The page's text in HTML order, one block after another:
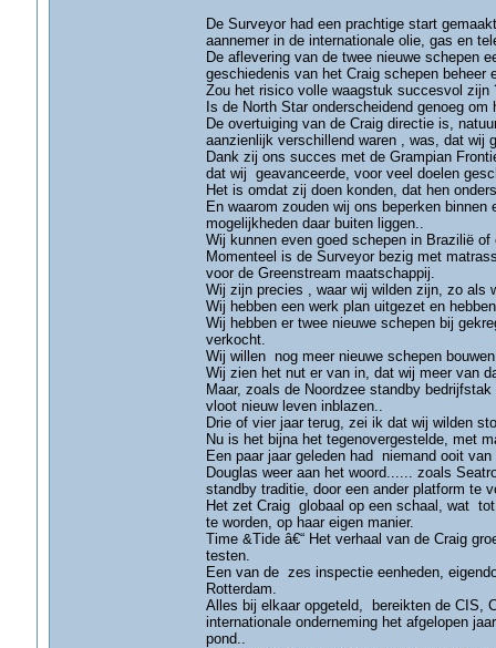
De Surveyor had een prachtige start
aannemer in de internationale olie, gas en
De aflevering van de twee nieuwe schepen
geschiedenis van het Craig schepen
Zou het risico volle waagstuk succesvol zijn
Is de North Star onderscheidend genoeg om
De overtuiging van de Craig directie is,
aanzienlijk verschillend waren , was, dat wij
Dank zij ons succes met de Grampian
dat wij geavanceerde, voor veel doelen
Het is omdat zij doen konden, dat hen
En waarom zouden wij ons beperken
mogelijkheden daar buiten liggen..
Wij kunnen even goed schepen in Brazilië
Momenteel is de Surveyor bezig met
voor de Greenstream maatschappij.
Wij zijn precies , waar wij wilden zijn, zo als
Wij hebben een werk plan uitgezet en
Wij hebben er twee nieuwe schepen bij
verkocht.
Wij willen nog meer nieuwe schepen
Wij zien het nut er van in, dat wij meer van
Maar, zoals de Noordzee standby
vloot nieuw leven inblazen..
Drie of vier jaar terug, zei ik dat wij wilden
Nu is het bijna het tegenovergestelde, met
Een paar jaar geleden had niemand ooit
Douglas weer aan het woord...... zoals
standby traditie, door een ander platform te
Het zet Craig globaal op een schaal, wat
te worden, op haar eigen manier.
Time &Tide â€“ Het verhaal van de Craig
testen.
Een van de zes inspectie eenheden,
Rotterdam.
Alles bij elkaar opgeteld, bereikten de CIS,
internationale onderneming het afgelopen
pond..